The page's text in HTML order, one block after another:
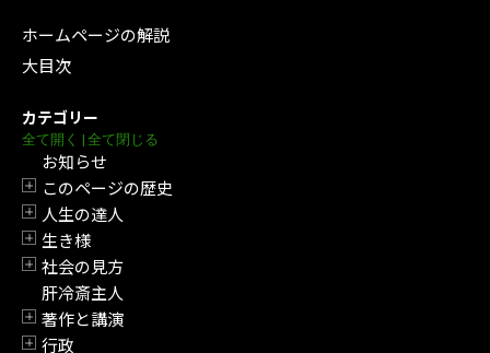
ホームページの解説
大目次
カテゴリー
全て開く | 全て閉じる
お知らせ
開閉
このページの歴史
開閉
人生の達人
開閉
生き様
開閉
社会の見方
肝冷斎主人
開閉
著作と講演
行政